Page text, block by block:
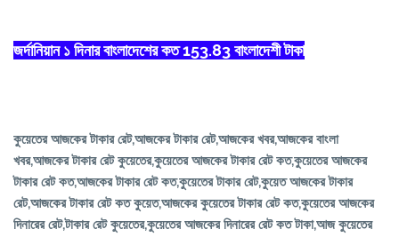
জর্দানিয়ান ১ দিনার বাংলাদেশের কত 153.83 বাংলাদেশী টাকা
কুয়েতের আজকের টাকার রেট,আজকের টাকার রেট,আজকের খবর,আজকের বাংলা
খবর,আজকের টাকার রেট কুয়েতের,কুয়েতের আজকের টাকার রেট কত,কুয়েতের আজকের
টাকার রেট কত,আজকের টাকার রেট কত,কুয়েতের টাকার রেট,কুয়েত আজকের টাকার
রেট,আজকের টাকার রেট কত কুয়েত,আজকের কুয়েতের টাকার রেট কত,কুয়েতের আজকের
দিনারের রেট,টাকার রেট কুয়েতের,কুয়েতের আজকের দিনারের রেট কত টাকা,আজ কুয়েতের